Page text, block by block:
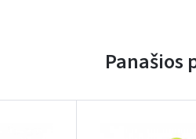
Panašios